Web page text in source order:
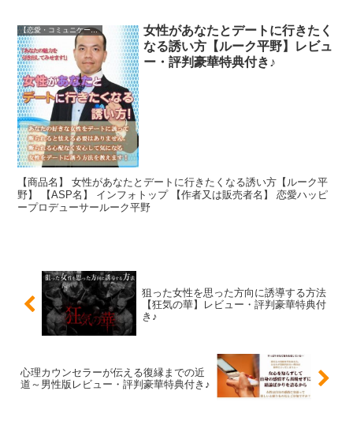
【恋愛・コミュニケーション】
女性があなたとデートに行きたく
なる誘い方【ルーク平野】レビュ
ー・評判豪華特典付き♪
【商品名】 女性があなたとデートに行きたくなる誘い方【ルーク平
野】 【ASP名】 インフォトップ 【作者又は販売者名】 恋愛ハッピ
ープロデューサールーク平野
狙った女性を思った方向に誘導する方法
【狂気の華】レビュー・評判豪華特典付
き♪
心理カウンセラーが伝える復縁までの近
道～男性版レビュー・評判豪華特典付き♪